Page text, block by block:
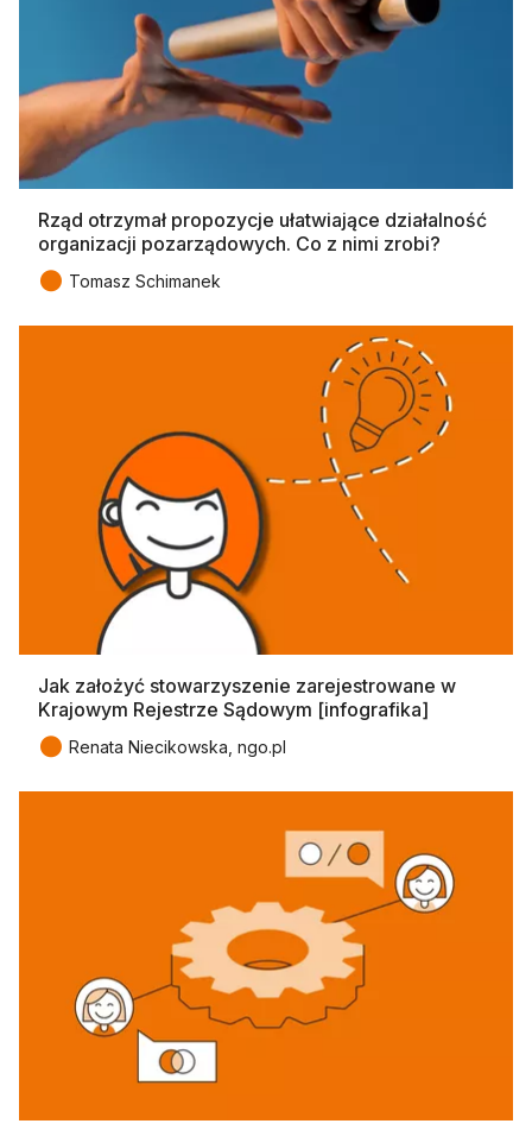
Rząd otrzymał propozycje ułatwiające działalność
organizacji pozarządowych. Co z nimi zrobi?
● Tomasz Schimanek
Jak założyć stowarzyszenie zarejestrowane w
Krajowym Rejestrze Sądowym [infografika]
● Renata Niecikowska, ngo.pl